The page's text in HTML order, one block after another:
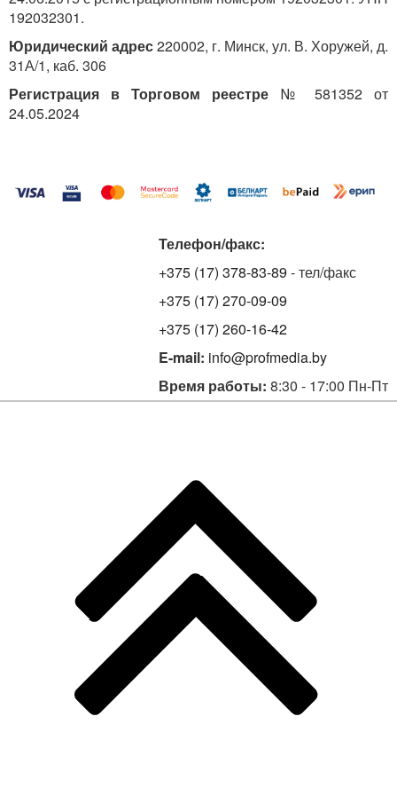
следует исчислять с 12.09.2021 по 11.09.2022.
...
192032301.
Юридический адрес220002, г. Минск, ул. В. Хоружей, д.
31А/1, каб. 306
Регистрация в Торговом реестре № 581352 от
24.05.2024
Телефон/факс:
+375 (17) 378-83-89 - тел/факс
+375 (17) 270-09-09
+375 (17) 260-16-42
E-mail: info@profmedia.by
Время работы: 8:30 - 17:00 Пн-Пт